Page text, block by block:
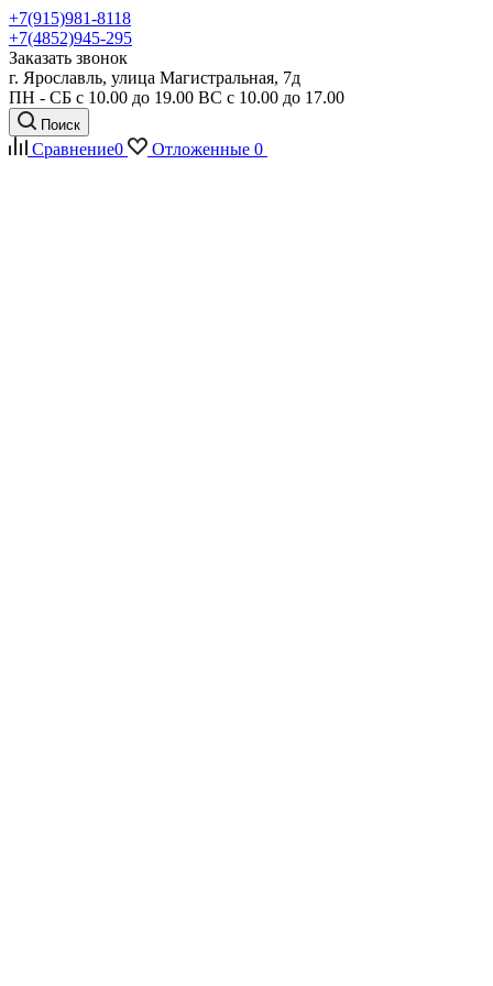
+7(915)981-8118
+7(4852)945-295
Заказать звонок
г. Ярославль, улица Магистральная, 7д
ПН - СБ с 10.00 до 19.00 ВС с 10.00 до 17.00
Поиск
Сравнение0 Отложенные 0